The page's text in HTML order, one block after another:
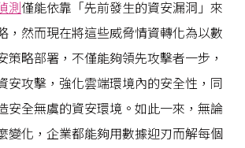
測僅能依靠「先前發生的資安漏洞」來
，然而現在將這些威脅情資轉化為以數
策略部署，不僅能夠領先攻擊者一步，
安攻擊，強化雲端環境內的安全性，同
安全無虞的資安環境。如此一來，無論
變化，企業都能夠用數據迎刃而解每個